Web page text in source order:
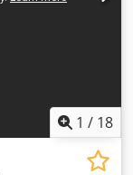
1 / 18